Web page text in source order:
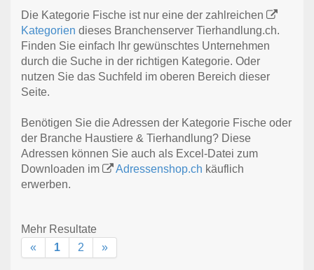
Die Kategorie Fische ist nur eine der zahlreichen
Kategorien dieses Branchenserver Tierhandlung.ch.
Finden Sie einfach Ihr gewünschtes Unternehmen
durch die Suche in der richtigen Kategorie. Oder
nutzen Sie das Suchfeld im oberen Bereich dieser
Seite.
Benötigen Sie die Adressen der Kategorie Fische oder
der Branche Haustiere & Tierhandlung? Diese
Adressen können Sie auch als Excel-Datei zum
Downloaden im
Adressenshop.ch käuflich
erwerben.
Mehr Resultate
«
1 2 »